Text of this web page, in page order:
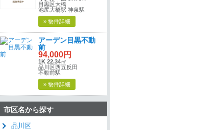
目黒区大橋
池尻大橋駅 神泉駅
» 物件詳細
アーデン目黒不動
前
94,000円
1K 22.34㎡
品川区西五反田
不動前駅
» 物件詳細
市区名から探す
品川区